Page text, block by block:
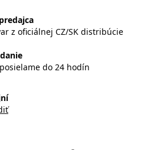
z oficiálnej CZ/SK distribúcie
do 24 hodín